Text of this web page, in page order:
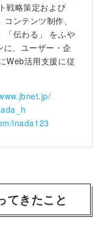
戦略策定および
ンテンツ制作、
「伝わる」 をふや
、ユーザー・企
Web活用支援に従
inada123
てきたこと